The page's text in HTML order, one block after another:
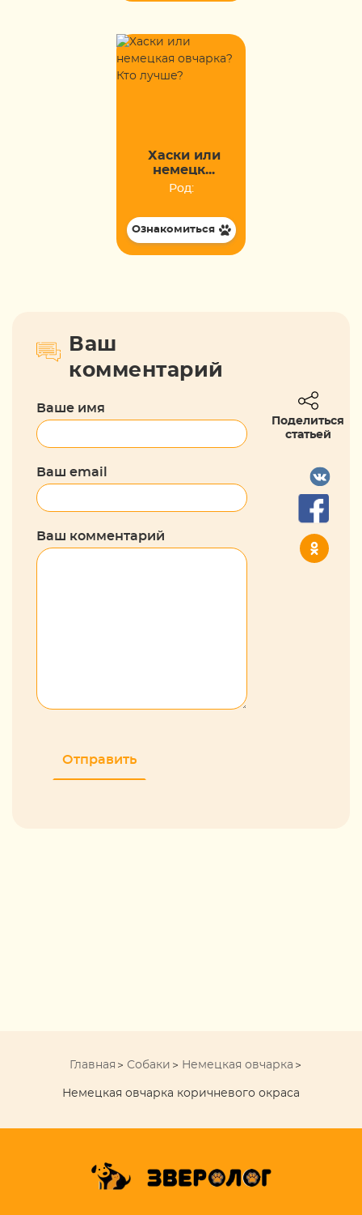
Хаски или
немецк...
Род:
Ознакомиться
Ваш
комментарий
Ваше имя
Ваш email
Ваш комментарий
Поделиться
статьей
Главная Собаки Немецкая овчарка
Немецкая овчарка коричневого окраса